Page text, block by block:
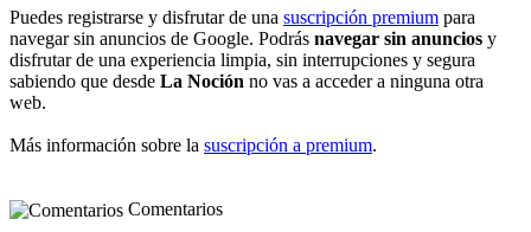
Puedes registrarse y disfrutar de una suscripción premium para
navegar sin anuncios de Google. Podrás navegar sin anuncios y
disfrutar de una experiencia limpia, sin interrupciones y segura
sabiendo que desde La Noción no vas a acceder a ninguna otra
web.
Más información sobre la suscripción a premium.
Comentarios